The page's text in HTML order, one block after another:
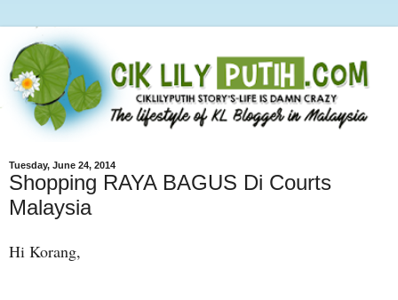
Tuesday, June 24, 2014
Shopping RAYA BAGUS Di Courts
Malaysia
Hi Korang,